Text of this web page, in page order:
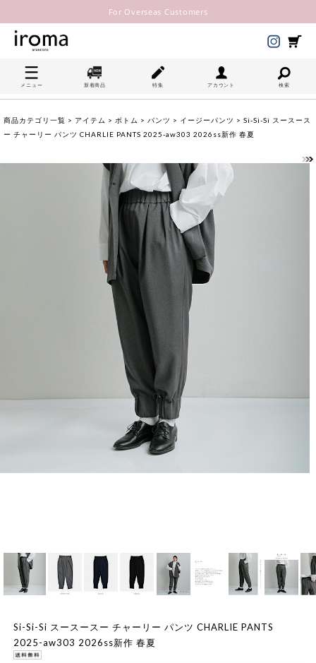
For Overseas Customers
メニュー 新着商品 特集 アカウント 検索
商品カテゴリ一覧 > アイテム > ボトム > パンツ > イージーパンツ > Si-Si-Si スースース
ー チャーリー パンツ CHARLIE PANTS 2025-aw303 2026ss新作 春夏
Si-Si-Si スースースー チャーリー パンツ CHARLIE PANTS
2025-aw303 2026ss新作 春夏